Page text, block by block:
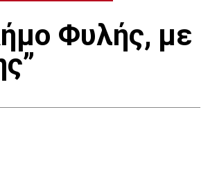
Φυλής, με